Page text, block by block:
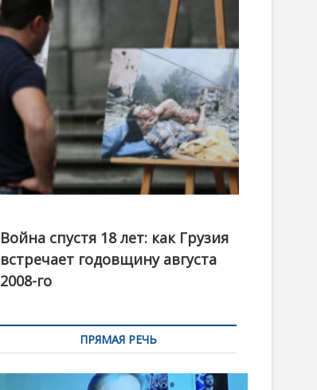
o
n
канал
Война спустя 18 лет: как Грузия
встречает годовщину августа
2008-го
ПРЯМАЯ РЕЧЬ